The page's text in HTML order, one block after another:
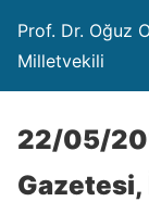
Prof. Dr. Oğuz
Milletvekili
22/05/